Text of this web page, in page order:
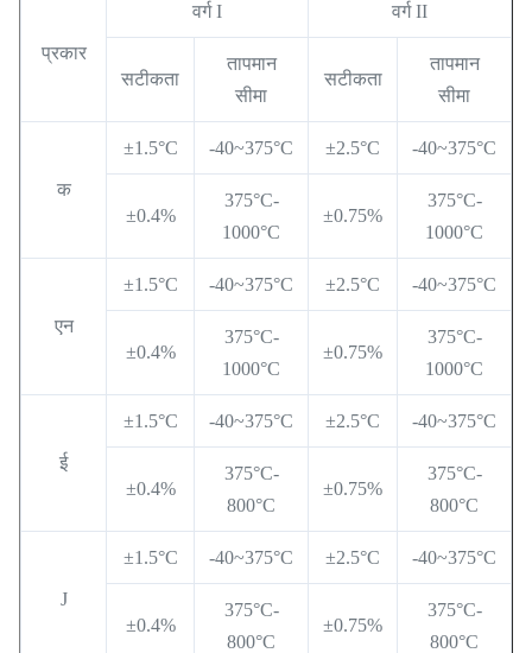
प्रकार
वर्ग I वर्ग II
सटीकता
तापमान
सीमा
सटीकता
तापमान
सीमा
क
±1.5°C -40~375°C ±2.5°C -40~375°C
±0.4%
375°C-
1000°C
±0.75%
375°C-
1000°C
एन
±1.5°C -40~375°C ±2.5°C -40~375°C
±0.4%
375°C-
1000°C
±0.75%
375°C-
1000°C
ई
±1.5°C -40~375°C ±2.5°C -40~375°C
±0.4%
375°C-
800°C
±0.75%
375°C-
800°C
J
±1.5°C -40~375°C ±2.5°C -40~375°C
±0.4%
375°C-
800°C
±0.75%
375°C-
800°C